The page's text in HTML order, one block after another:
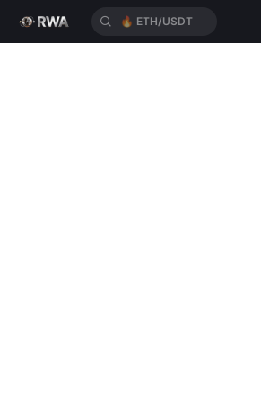
🔥 ETH/USDT